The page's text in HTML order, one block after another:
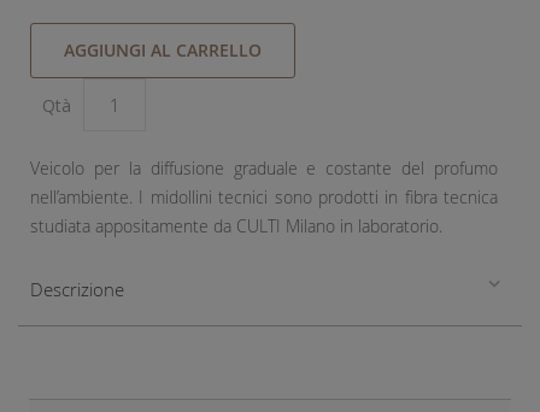
AGGIUNGI AL CARRELLO
Qtà
Veicolo per la diffusione graduale e costante del profumo
nell’ambiente. I midollini tecnici sono prodotti in fibra tecnica
studiata appositamente da CULTI Milano in laboratorio.
Descrizione